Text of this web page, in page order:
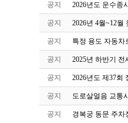
공지 2026년도 운수종
공지 2026년 4월~12월
공지 특정 용도 자동
공지 2025년 하반기
공지 2026년도 제37회
공지 도로살얼음 교통
공지 경복궁 동문 주